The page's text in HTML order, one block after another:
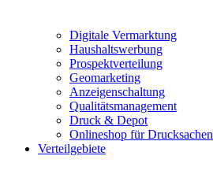
Digitale Vermarktung
Haushaltswerbung
Prospektverteilung
Geomarketing
Anzeigenschaltung
Qualitätsmanagement
Druck & Depot
Onlineshop für Drucksachen
Verteilgebiete